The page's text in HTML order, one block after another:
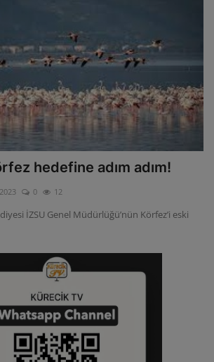
hedefine adım adım!
0 12
İZSU Genel Müdürlüğü’nün Körfez’i eski